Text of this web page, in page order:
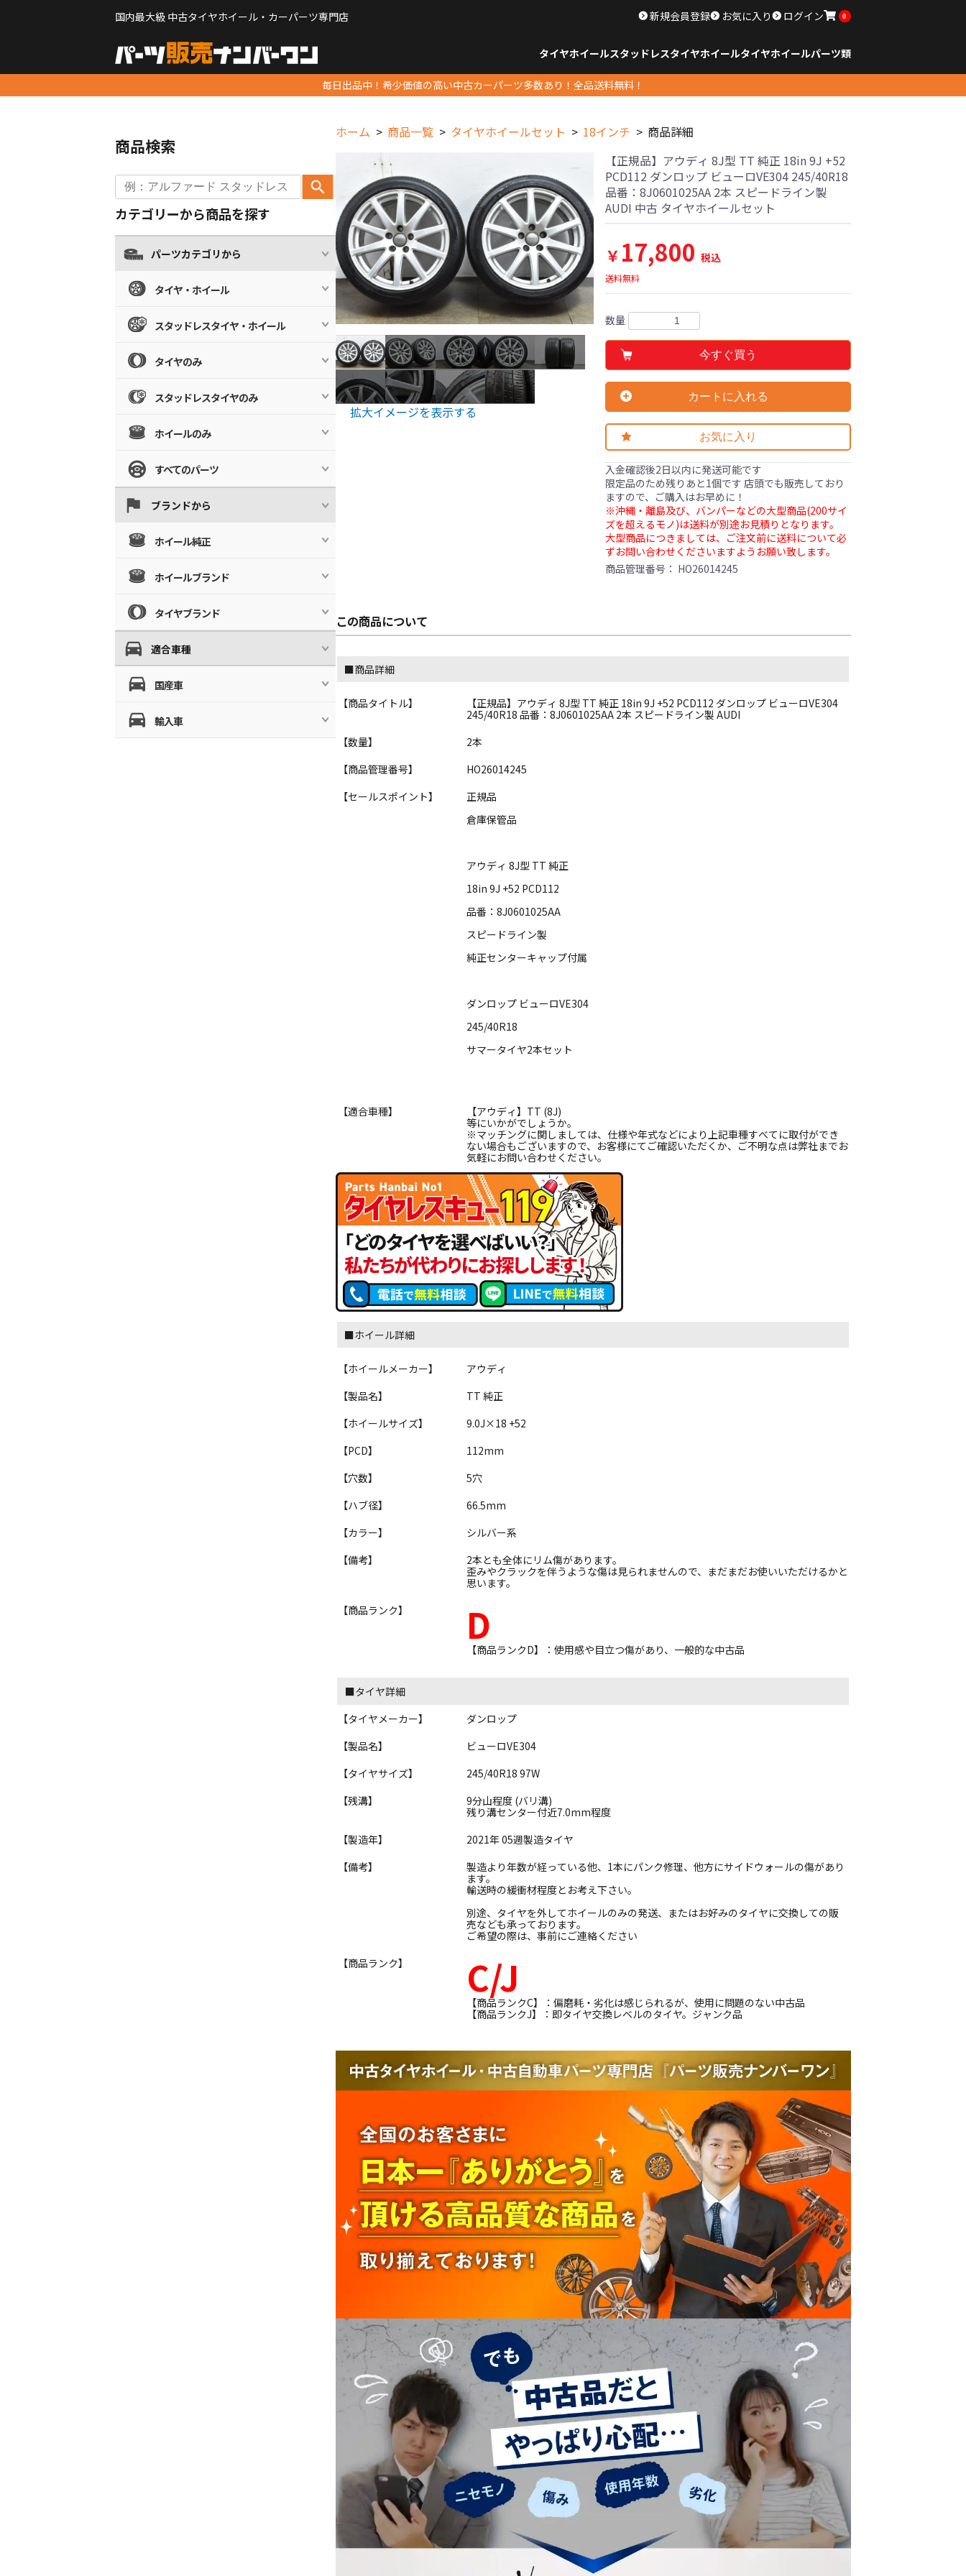
国内最大級 中古タイヤホイール・カーパーツ専門店 新規会員登録 お気に入り ログイン 0
タイヤホイールスタッドレスタイヤホイールタイヤホイールパーツ類
毎日出品中！希少価値の高い中古カーパーツ多数あり！全品送料無料！
ホーム 商品一覧 タイヤホイールセット 18インチ 商品詳細
拡大イメージを表示する
【正規品】アウディ 8J型 TT 純正 18in 9J +52
PCD112 ダンロップ ビューロVE304 245/40R18
品番：8J0601025AA 2本 スピードライン製
AUDI 中古 タイヤホイールセット
￥ 17,800 税込
送料無料
数量
今すぐ買う
カートに入れる
お気に入り
入金確認後2日以内に発送可能です
限定品のため残りあと1個です 店頭でも販売しており
ますので、ご購入はお早めに！
※沖縄・離島及び、バンパーなどの大型商品(200サイ
ズを超えるモノ)は送料が別途お見積りとなります。
大型商品につきましては、ご注文前に送料について必
ずお問い合わせくださいますようお願い致します。
商品管理番号： HO26014245
この商品について
■商品詳細
【商品タイトル】
【正規品】アウディ 8J型 TT 純正 18in 9J +52 PCD112 ダンロップ ビューロVE304
245/40R18 品番：8J0601025AA 2本 スピードライン製 AUDI
【数量】
2本
【商品管理番号】
HO26014245
【セールスポイント】
正規品
倉庫保管品
アウディ 8J型 TT 純正
18in 9J +52 PCD112
品番：8J0601025AA
スピードライン製
純正センターキャップ付属
ダンロップ ビューロVE304
245/40R18
サマータイヤ2本セット
【適合車種】
【アウディ】TT (8J)
等にいかがでしょうか。
※マッチングに関しましては、仕様や年式などにより上記車種すべてに取付ができ
ない場合もございますので、お客様にてご確認いただくか、ご不明な点は弊社までお
気軽にお問い合わせください。
■ホイール詳細
【ホイールメーカー】
アウディ
【製品名】
TT 純正
【ホイールサイズ】
9.0J×18 +52
【PCD】
112mm
【穴数】
5穴
【ハブ径】
66.5mm
【カラー】
シルバー系
【備考】
2本とも全体にリム傷があります。
歪みやクラックを伴うような傷は見られませんので、まだまだお使いいただけるかと
思います。
【商品ランク】
D
【商品ランクD】：使用感や目立つ傷があり、一般的な中古品
■タイヤ詳細
【タイヤメーカー】
ダンロップ
【製品名】
ビューロVE304
【タイヤサイズ】
245/40R18 97W
【残溝】
9分山程度 (バリ溝)
残り溝センター付近7.0mm程度
【製造年】
2021年 05週製造タイヤ
【備考】
製造より年数が経っている他、1本にパンク修理、他方にサイドウォールの傷があり
ます。
輸送時の緩衝材程度とお考え下さい。
別途、タイヤを外してホイールのみの発送、またはお好みのタイヤに交換しての販
売なども承っております。
ご希望の際は、事前にご連絡ください
【商品ランク】
C/J
【商品ランクC】：偏磨耗・劣化は感じられるが、使用に問題のない中古品
【商品ランクJ】：即タイヤ交換レベルのタイヤ。ジャンク品
商品検索
カテゴリーから商品を探す
パーツカテゴリから
タイヤ・ホイール
スタッドレスタイヤ・ホイール
タイヤのみ
スタッドレスタイヤのみ
ホイールのみ
すべてのパーツ
ブランドから
ホイール純正
ホイールブランド
タイヤブランド
適合車種
国産車
輸入車